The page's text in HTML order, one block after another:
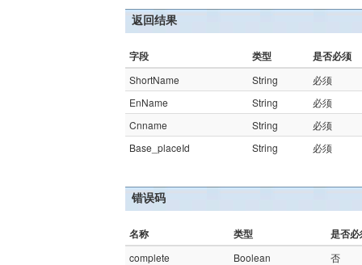
返回结果
字段 类型 是否必须
ShortName String
必须
EnName
String
必须
Cnname
String
必须
Base_placeId
String 必须
错误码
名称 类型 是否必
complete Boolean 否